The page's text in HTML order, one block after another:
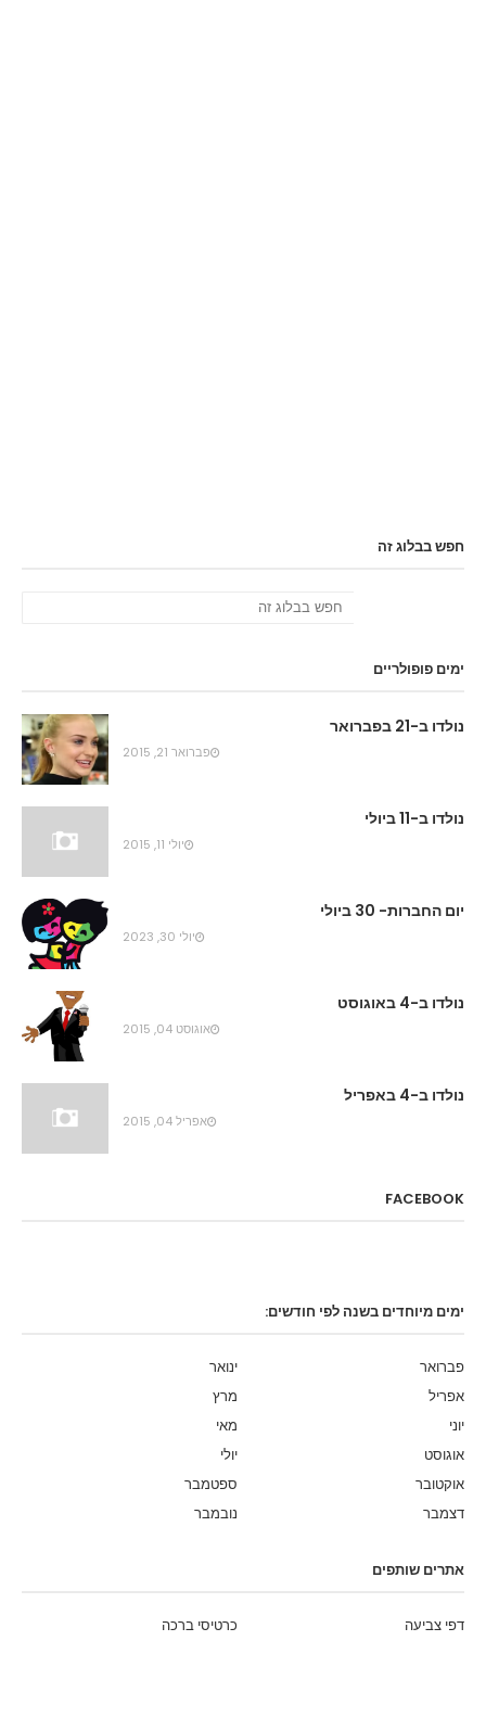
חפש בבלוג זה
ימים פופולריים
נולדו ב-21 בפברואר
פברואר 21, 2015
נולדו ב-11 ביולי
יולי 11, 2015
יום החברות- 30 ביולי
יולי 30, 2023
נולדו ב-4 באוגוסט
אוגוסט 04, 2015
נולדו ב-4 באפריל
אפריל 04, 2015
FACEBOOK
ימים מיוחדים בשנה לפי חודשים:
ינואר
פברואר
מרץ
אפריל
מאי
יוני
יולי
אוגוסט
ספטמבר
אוקטובר
נובמבר
דצמבר
אתרים שותפים
כרטיסי ברכה דפי צביעה